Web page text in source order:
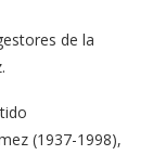
de la
(1937-1998),